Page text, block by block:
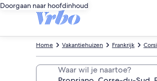
Doorgaan naar hoofdinhoud
Frankrijk
Vakantiehuizen
Home
Waar wil je naartoe?